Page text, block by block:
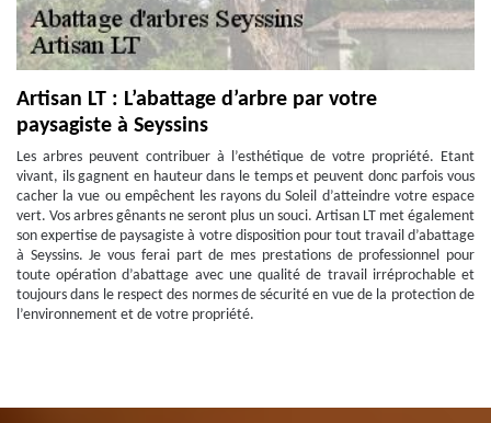
Artisan LT : L’abattage d’arbre par votre
paysagiste à Seyssins
Les arbres peuvent contribuer à l’esthétique de votre propriété. Etant
vivant, ils gagnent en hauteur dans le temps et peuvent donc parfois vous
cacher la vue ou empêchent les rayons du Soleil d’atteindre votre espace
vert. Vos arbres gênants ne seront plus un souci. Artisan LT met également
son expertise de paysagiste à votre disposition pour tout travail d’abattage
à Seyssins. Je vous ferai part de mes prestations de professionnel pour
toute opération d’abattage avec une qualité de travail irréprochable et
toujours dans le respect des normes de sécurité en vue de la protection de
l’environnement et de votre propriété.